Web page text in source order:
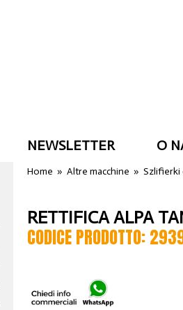
NEWSLETTER O
Home »Altre macchine »Szlifierki
RETTIFICA ALPA
CODICE PRODOTTO: